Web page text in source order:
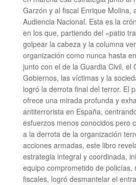
Garzón y al fiscal Enrique Molina,
Audiencia Nacional. Esta es la
en los que, partiendo del «patio
golpear la cabeza y la columna
organización como nunca hasta
junto con el de la Guardia Civil, el
Gobiernos, las víctimas y la
logró la derrota final del terror. El
ofrece una mirada profunda y
antiterrorista en España,
esfuerzos menos conocidos pero
a la derrota de la organización
acciones armadas, este libro
estrategia integral y coordinada,
equipo comprometido de policías,
fiscales, logró desmantelar el